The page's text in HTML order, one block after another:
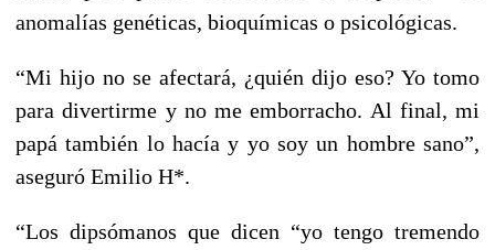
anomalías genéticas, bioquímicas o psicológicas.
“Mi hijo no se afectará, ¿quién dijo eso? Yo tomo
para divertirme y no me emborracho. Al final, mi
papá también lo hacía y yo soy un hombre sano”,
aseguró Emilio H*.
“Los dipsómanos que dicen “yo tengo tremendo